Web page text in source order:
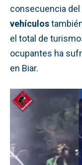
consecuencia
vehículos
el total de
ocupantes ha
en Biar.